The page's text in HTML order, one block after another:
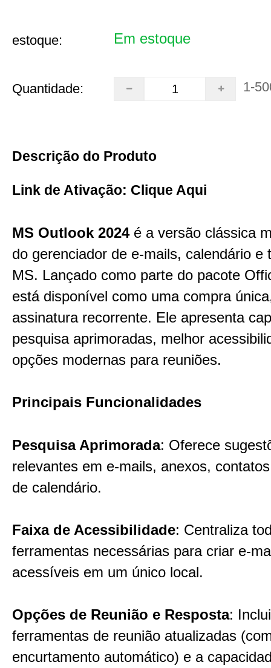
estoque: Em estoque
Quantidade: 1-
Descrição do Produto
Link de Ativação: Clique Aqui
MS Outlook 2024é a versão clássica
do gerenciador de e-mails, calendário e
MS. Lançado como parte do pacote
está disponível como uma compra
assinatura recorrente. Ele apresenta
pesquisa aprimoradas, melhor
opções modernas para reuniões.
Principais Funcionalidades
Pesquisa Aprimorada: Oferece
relevantes em e-mails, anexos,
de calendário.
Faixa de Acessibilidade: Centraliza
ferramentas necessárias para criar e-
acessíveis em um único local.
Opções de Reunião e Resposta: Inclui
ferramentas de reunião atualizadas
encurtamento automático) e a